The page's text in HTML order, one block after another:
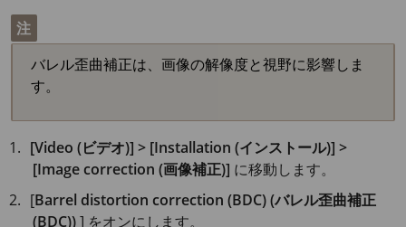
注
バレル歪曲補正は、画像の解像度と視野に影響しま
す。
[Video (ビデオ)] > [Installation (インストール)] >
[Image correction (画像補正)] に移動します。
[Barrel distortion correction (BDC) (バレル歪曲補正
(BDC))] をオンにします。